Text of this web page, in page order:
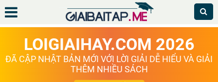
LOIGIAIHAY.COM 2026
ĐÃ CẬP NHẬT BẢN MỚI VỚI LỜI GIẢI DỄ HIỂU VÀ GIẢI
THÊM NHIỀU SÁCH